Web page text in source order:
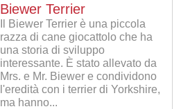
Biewer Terrier
Il Biewer Terrier è una piccola
razza di cane giocattolo che ha
una storia di sviluppo
interessante. È stato allevato da
Mrs. e Mr. Biewer e condividono
l'eredità con i terrier di Yorkshire,
ma hanno...